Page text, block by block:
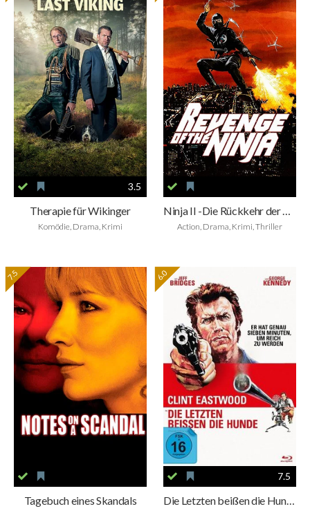
3.5
Therapie für Wikinger
Komödie, Drama, Krimi
Ninja II -Die Rückkehr der Ninja
Action, Drama, Krimi, Thriller
7.5
Tagebuch eines Skandals
6.0
7.5
Die Letzten beißen die Hunde